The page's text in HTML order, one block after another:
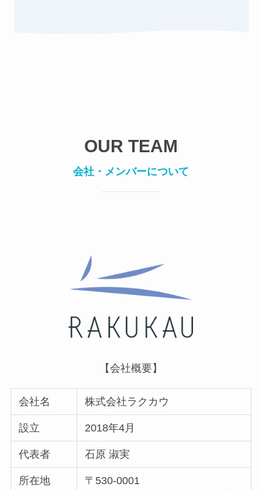
OUR TEAM
会社・メンバーについて
【会社概要】
会社名 株式会社ラクカウ
設立 2018年4月
代表者 石原 淑実
所在地
〒530-0001